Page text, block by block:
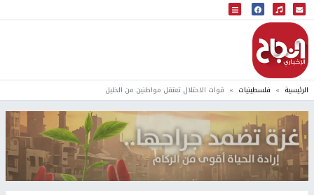
البث المباشر
إذاعة النجاح
الرئيسية فلسطينيات قوات الاحتلال تعتقل مواطنين من الخليل